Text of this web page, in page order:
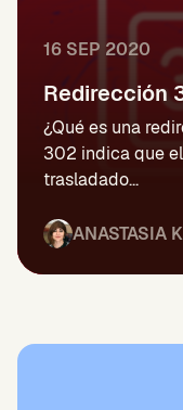
16 SEP 2020
Redirección
¿Qué es una
302 indica que
trasladado...
ANASTASIA